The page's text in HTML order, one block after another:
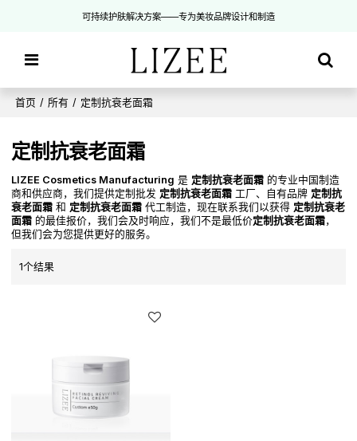
可持续护肤解决方案——专为美妆品牌设计和制造
首页 / 所有 / 定制抗衰老面霜
定制抗衰老面霜
LIZEE Cosmetics Manufacturing 是 定制抗衰老面霜 的专业中国制造
商和供应商，我们提供定制批发 定制抗衰老面霜 工厂、自有品牌 定制抗
衰老面霜 和 定制抗衰老面霜 代工制造，现在联系我们以获得 定制抗衰老
面霜 的最佳报价，我们会及时响应，我们不是最低价定制抗衰老面霜，
但我们会为您提供更好的服务。
1个结果